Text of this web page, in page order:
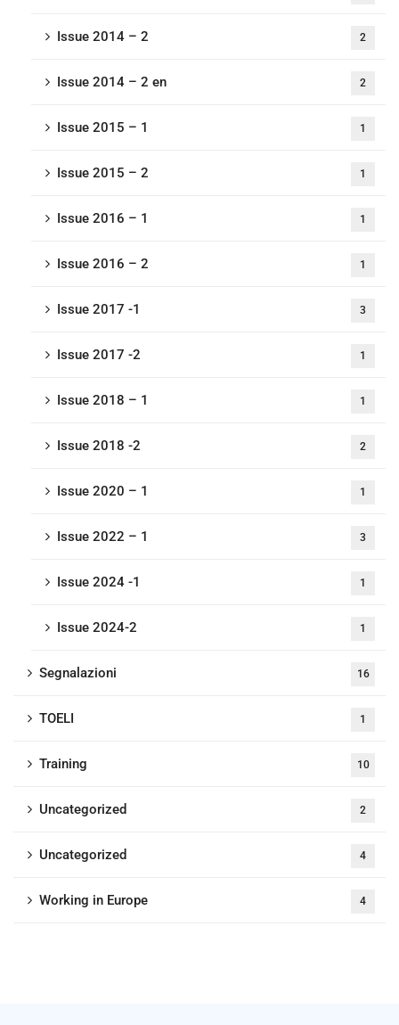
Issue 2014 – 2 2
Issue 2014 – 2 en 2
Issue 2015 – 1 1
Issue 2015 – 2 1
Issue 2016 – 1 1
Issue 2016 – 2 1
Issue 2017 -1 3
Issue 2017 -2 1
Issue 2018 – 1 1
Issue 2018 -2 2
Issue 2020 – 1 1
Issue 2022 – 1 3
Issue 2024 -1 1
Issue 2024-2 1
Segnalazioni 16
TOELI 1
Training 10
Uncategorized 2
Uncategorized 4
Working in Europe 4